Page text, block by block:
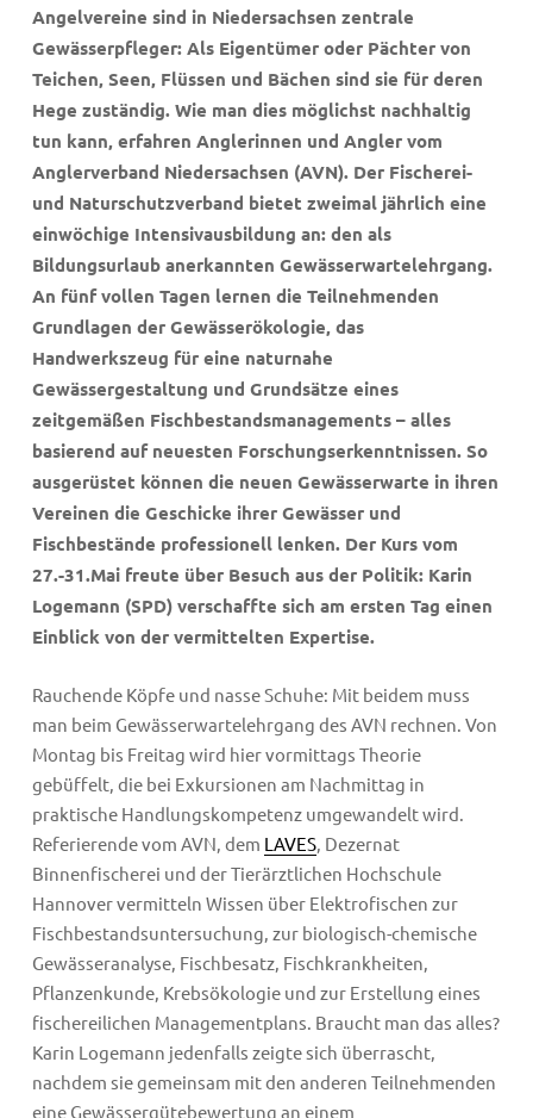
Angelvereine sind in Niedersachsen zentrale
Gewässerpfleger: Als Eigentümer oder Pächter von
Teichen, Seen, Flüssen und Bächen sind sie für deren
Hege zuständig. Wie man dies möglichst nachhaltig
tun kann, erfahren Anglerinnen und Angler vom
Anglerverband Niedersachsen (AVN). Der Fischerei-
und Naturschutzverband bietet zweimal jährlich eine
einwöchige Intensivausbildung an: den als
Bildungsurlaub anerkannten Gewässerwartelehrgang.
An fünf vollen Tagen lernen die Teilnehmenden
Grundlagen der Gewässerökologie, das
Handwerkszeug für eine naturnahe
Gewässergestaltung und Grundsätze eines
zeitgemäßen Fischbestandsmanagements – alles
basierend auf neuesten Forschungserkenntnissen. So
ausgerüstet können die neuen Gewässerwarte in ihren
Vereinen die Geschicke ihrer Gewässer und
Fischbestände professionell lenken. Der Kurs vom
27.-31.Mai freute über Besuch aus der Politik: Karin
Logemann (SPD) verschaffte sich am ersten Tag einen
Einblick von der vermittelten Expertise.
Rauchende Köpfe und nasse Schuhe: Mit beidem muss
man beim Gewässerwartelehrgang des AVN rechnen. Von
Montag bis Freitag wird hier vormittags Theorie
gebüffelt, die bei Exkursionen am Nachmittag in
praktische Handlungskompetenz umgewandelt wird.
Referierende vom AVN, dem LAVES, Dezernat
Binnenfischerei und der Tierärztlichen Hochschule
Hannover vermitteln Wissen über Elektrofischen zur
Fischbestandsuntersuchung, zur biologisch-chemische
Gewässeranalyse, Fischbesatz, Fischkrankheiten,
Pflanzenkunde, Krebsökologie und zur Erstellung eines
fischereilichen Managementplans. Braucht man das alles?
Karin Logemann jedenfalls zeigte sich überrascht,
nachdem sie gemeinsam mit den anderen Teilnehmenden
eine Gewässergütebewertung an einem